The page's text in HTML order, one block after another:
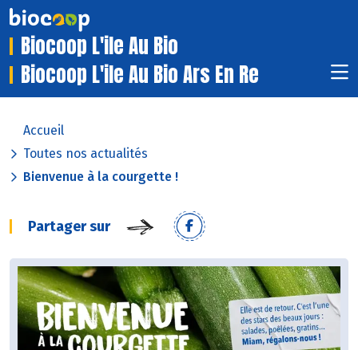
Biocoop L'ile Au Bio
Biocoop L'ile Au Bio Ars En Re
Accueil
Toutes nos actualités
Bienvenue à la courgette !
Partager sur